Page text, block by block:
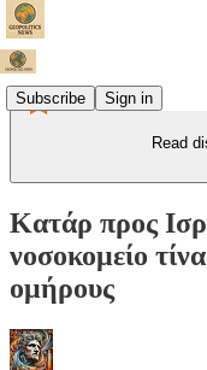
Subscribe Sign in
Read
Κατάρ προς
νοσοκομείο
ομήρους